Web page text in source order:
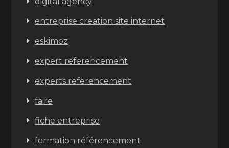
entreprise creation site internet
eskimoz
expert referencement
experts referencement
faire
fiche entreprise
formation référencement